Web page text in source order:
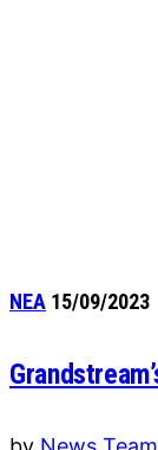
ΝΕΑ 15/09/2023